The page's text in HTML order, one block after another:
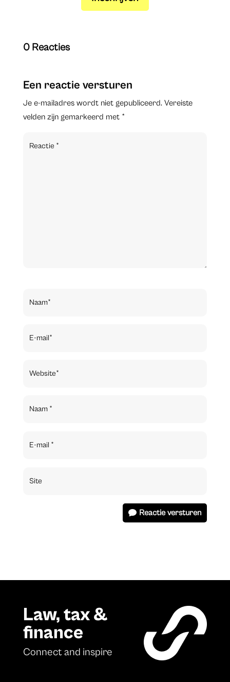
0 Reacties
Een reactie versturen
Je e-mailadres wordt niet gepubliceerd. Vereiste
velden zijn gemarkeerd met *
Reactie versturen
Law, tax &
finance
Connect and inspire